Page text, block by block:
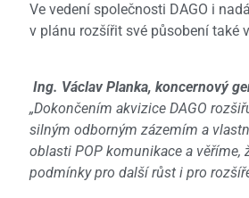
Ve vedení společnosti DAGO i
v plánu rozšířit své působení také
Ing. Václav Planka, koncernový
„Dokončením akvizice DAGO
silným odborným zázemím a
oblasti POP komunikace a
podmínky pro další růst i pro